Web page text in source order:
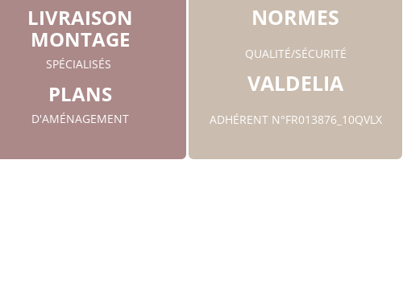
LIVRAISON
MONTAGE
SPÉCIALISÉS
PLANS
D'AMÉNAGEMENT
NORMES
QUALITÉ/SÉCURITÉ
VALDELIA
ADHÉRENT N°FR013876_10QVLX